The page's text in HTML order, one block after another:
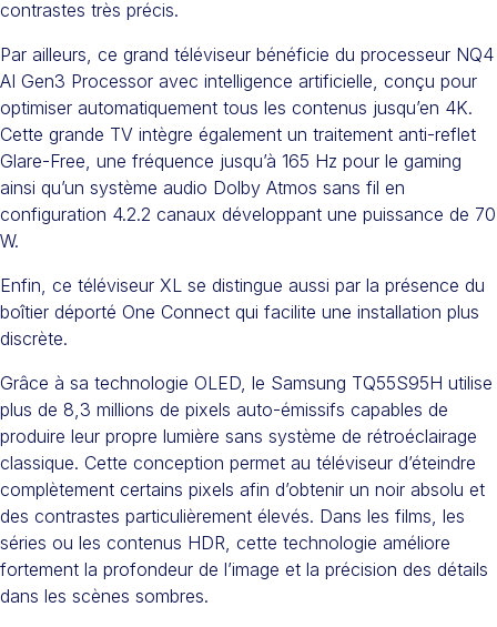
contrastes très précis.
Par ailleurs, ce grand téléviseur bénéficie du processeur NQ4
AI Gen3 Processor avec intelligence artificielle, conçu pour
optimiser automatiquement tous les contenus jusqu’en 4K.
Cette grande TV intègre également un traitement anti-reflet
Glare-Free, une fréquence jusqu’à 165 Hz pour le gaming
ainsi qu’un système audio Dolby Atmos sans fil en
configuration 4.2.2 canaux développant une puissance de 70
W.
Enfin, ce téléviseur XL se distingue aussi par la présence du
boîtier déporté One Connect qui facilite une installation plus
discrète.
Grâce à sa technologie OLED, le Samsung TQ55S95H utilise
plus de 8,3 millions de pixels auto-émissifs capables de
produire leur propre lumière sans système de rétroéclairage
classique. Cette conception permet au téléviseur d’éteindre
complètement certains pixels afin d’obtenir un noir absolu et
des contrastes particulièrement élevés. Dans les films, les
séries ou les contenus HDR, cette technologie améliore
fortement la profondeur de l’image et la précision des détails
dans les scènes sombres.